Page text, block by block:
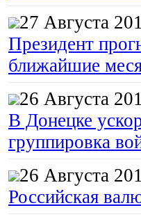
27 Августа
Президент
ближайшие
26 Августа
В Донецке
группировка
26 Августа
Российская